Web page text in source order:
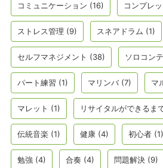
コミュニケーション (16) コンプレ
ストレス管理 (9) スネアドラム (1)
セルフマネジメント (38) ソロコン
パート練習 (1) マリンバ(7) マ
マレット (1) リサイタルができるま
伝統音楽 (1) 健康 (4) 初心者 (1)
勉強 (4) 合奏 (4) 問題解決 (9)